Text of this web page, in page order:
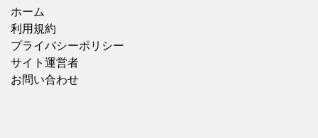
ホーム
利用規約
プライバシーポリシー
サイト運営者
お問い合わせ